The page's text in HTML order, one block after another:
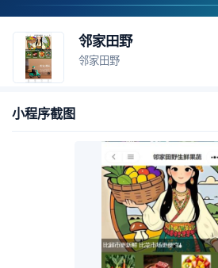
邻家田野
邻家田野
小程序截图